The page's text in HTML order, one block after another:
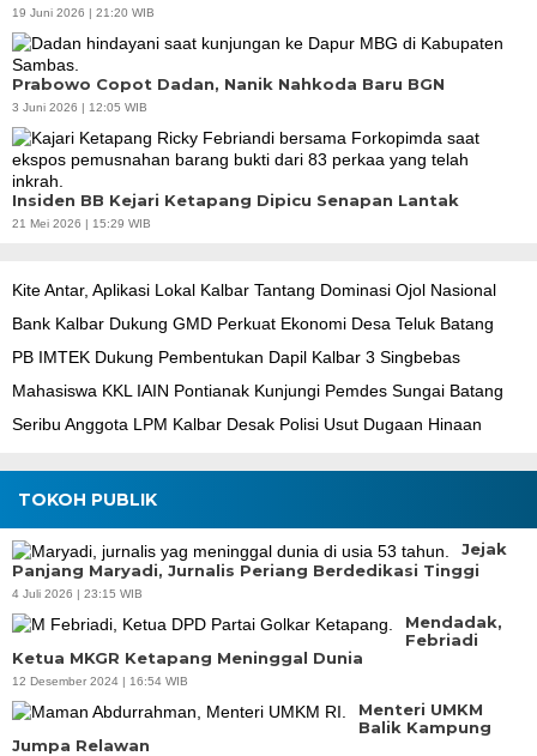
19 Juni 2026 | 21:20 WIB
Prabowo Copot Dadan, Nanik Nahkoda Baru BGN
3 Juni 2026 | 12:05 WIB
Insiden BB Kejari Ketapang Dipicu Senapan Lantak
21 Mei 2026 | 15:29 WIB
Kite Antar, Aplikasi Lokal Kalbar Tantang Dominasi Ojol Nasional
Bank Kalbar Dukung GMD Perkuat Ekonomi Desa Teluk Batang
PB IMTEK Dukung Pembentukan Dapil Kalbar 3 Singbebas
Mahasiswa KKL IAIN Pontianak Kunjungi Pemdes Sungai Batang
Seribu Anggota LPM Kalbar Desak Polisi Usut Dugaan Hinaan
TOKOH PUBLIK
Jejak
Panjang Maryadi, Jurnalis Periang Berdedikasi Tinggi
4 Juli 2026 | 23:15 WIB
Mendadak,
Febriadi
Ketua MKGR Ketapang Meninggal Dunia
12 Desember 2024 | 16:54 WIB
Menteri UMKM
Balik Kampung
Jumpa Relawan